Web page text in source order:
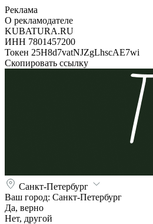
Реклама
О рекламодателе
KUBATURA.RU
ИНН 7801457200
Токен 25H8d7vatNJZgLhscAE7wi
Скопировать ссылку
Санкт-Петербург
Ваш город: Санкт-Петербург
Да, верно
Нет, другой